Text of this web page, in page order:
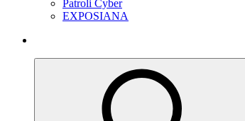
Patroli Cyber
EXPOSIANA